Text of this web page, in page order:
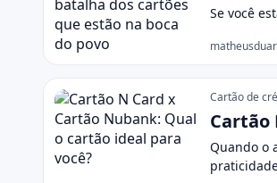
Se você
Cartão de
Cartão
Quando o